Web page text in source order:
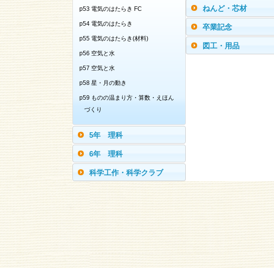
p53 電気のはたらき FC
p54 電気のはたらき
p55 電気のはたらき(材料)
p56 空気と水
p57 空気と水
p58 星・月の動き
p59 ものの温まり方・算数・えほん
づくり
5年 理科
6年 理科
科学工作・科学クラブ
ねんど・芯材
卒業記念
図工・用品